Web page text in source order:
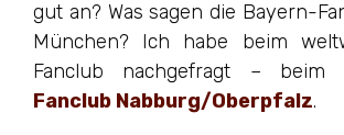
gut an? Was sagen die Bayern-
München? Ich habe beim
Fanclub nachgefragt – beim
Fanclub Nabburg/Oberpfalz.